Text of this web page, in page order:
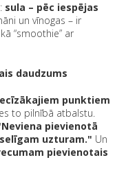
sula – pēc iespējas
un vīnogas – ir
“smoothie” ar
daudzums
punktiem
to pilnībā atbalstu.
pievienotā
uzturam." Un
pievienotais